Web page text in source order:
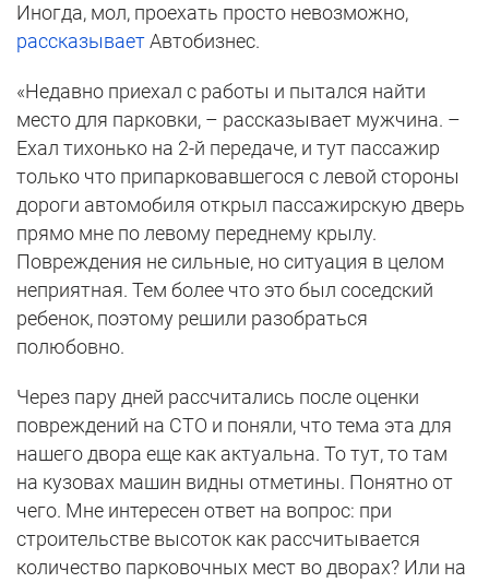
Иногда, мол, проехать просто невозможно,
рассказываетАвтобизнес.
«Недавно приехал с работы и пытался найти
место для парковки, – рассказывает мужчина. –
Ехал тихонько на 2-й передаче, и тут пассажир
только что припарковавшегося с левой стороны
дороги автомобиля открыл пассажирскую дверь
прямо мне по левому переднему крылу.
Повреждения не сильные, но ситуация в целом
неприятная. Тем более что это был соседский
ребенок, поэтому решили разобраться
полюбовно.
Через пару дней рассчитались после оценки
повреждений на СТО и поняли, что тема эта для
нашего двора еще как актуальна. То тут, то там
на кузовах машин видны отметины. Понятно от
чего. Мне интересен ответ на вопрос: при
строительстве высоток как рассчитывается
количество парковочных мест во дворах? Или на